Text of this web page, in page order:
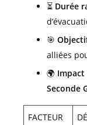
⏳ Durée
🎯
alliées
🌍 Impact
Seconde
FACTEUR